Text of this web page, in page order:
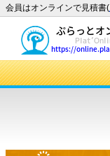
会員はオンラインで見積書(